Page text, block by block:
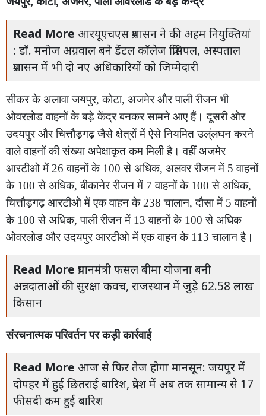
Read More आरयूएचएस प्रशासन ने की अहम नियुक्तियां
: डॉ. मनोज अग्रवाल बने डेंटल कॉलेज प्रिंसिपल, अस्पताल
प्रशासन में भी दो नए अधिकारियों को जिम्मेदारी
सीकर के अलावा जयपुर, कोटा, अजमेर और पाली रीजन भी
ओवरलोड वाहनों के बड़े केंद्र बनकर सामने आए हैं। दूसरी ओर
उदयपुर और चित्तौड़गढ़ जैसे क्षेत्रों में ऐसे नियमित उल्ंलघन करने
वाले वाहनों की संख्या अपेक्षाकृत कम मिली है। वहीं अजमेर
आरटीओ में 26 वाहनों के 100 से अधिक, अलवर रीजन में 5 वाहनों
के 100 से अधिक, बीकानेर रीजन में 7 वाहनों के 100 से अधिक,
चित्तौड़गढ़ आरटीओ में एक वाहन के 238 चालान, दौसा में 5 वाहनों
के 100 से अधिक, पाली रीजन में 13 वाहनों के 100 से अधिक
ओवरलोड और उदयपुर आरटीओ में एक वाहन के 113 चालान है।
Read More प्रधानमंत्री फसल बीमा योजना बनी
अन्नदाताओं की सुरक्षा कवच, राजस्थान में जुड़े 62.58 लाख
किसान
संरचनात्मक परिवर्तन पर कड़ी कार्रवाई
Read More आज से फिर तेज होगा मानसून: जयपुर में
दोपहर में हुई छितराई बारिश, प्रदेश में अब तक सामान्य से 17
फीसदी कम हुई बारिश